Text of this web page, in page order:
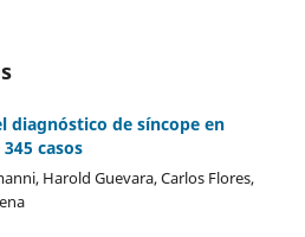
diagnóstico de síncope en
casos
Harold Guevara, Carlos Flores,